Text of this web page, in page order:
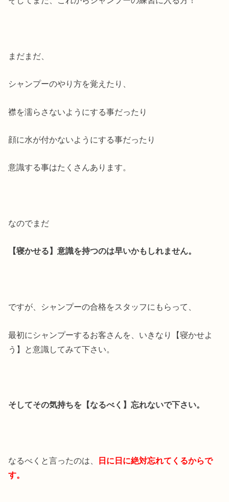
まだまだ、
シャンプーのやり方を覚えたり、
襟を濡らさないようにする事だったり
顔に水が付かないようにする事だったり
意識する事はたくさんあります。
なのでまだ
【寝かせる】意識を持つのは早いかもしれません。
ですが、シャンプーの合格をスタッフにもらって、
最初にシャンプーするお客さんを、いきなり【寝かせよ
う】と意識してみて下さい。
そしてその気持ちを【なるべく】忘れないで下さい。
なるべくと言ったのは、
日に日に絶対忘れてくるからで
す。